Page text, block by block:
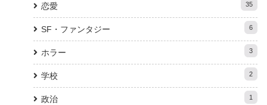
恋愛 35
SF・ファンタジー 6
ホラー 3
学校 2
政治 1